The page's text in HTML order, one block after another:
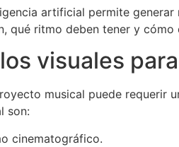
artificial permite
qué ritmo deben tener y
visuales
musical puede requerir
son:
cinematográfico.